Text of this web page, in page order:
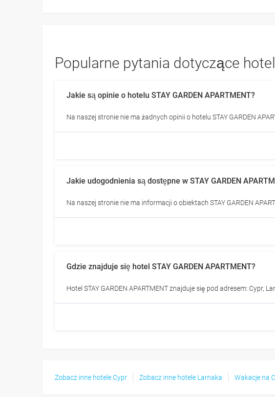
Popularne pytania dotyczące
Jakie są opinie o hotelu STAY GARDEN APARTMENT?
Na naszej stronie nie ma żadnych opinii o hotelu STAY GARDEN
Jakie udogodnienia są dostępne w STAY GARDEN
Na naszej stronie nie ma informacji o obiektach STAY GARDEN
Gdzie znajduje się hotel STAY GARDEN APARTMENT?
Hotel STAY GARDEN APARTMENT znajduje się pod adresem: Cypr,
Zobacz inne hotele Cypr Zobacz inne hotele Larnaka Wakacje na